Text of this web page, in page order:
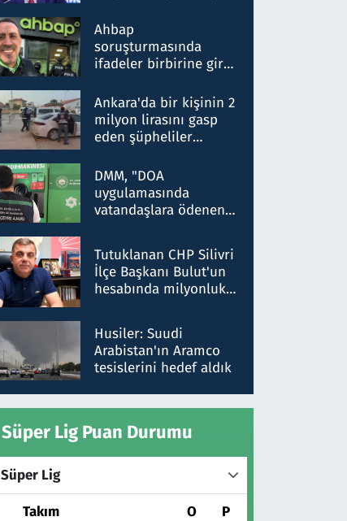
nitelikte olduğunu
belirtti
Ahbap
soruşturmasında
ifadeler birbirine girdi:
ifadelerinden ortaya
çıkan tablo şok etti
Ankara'da bir kişinin 2
milyon lirasını gasp
eden şüpheliler
DMM, "DOA
uygulamasında
vatandaşlara ödenen
düşürüldüğü" iddiasını
yalanladı
Tutuklanan CHP Silivri
İlçe Başkanı Bulut'un
hesabında milyonluk
talimat verdi, ben
gönderdim
Husiler: Suudi
Arabistan'ın Aramco
tesislerini hedef aldık
Süper Lig Puan Durumu
Süper Lig
Takım O P